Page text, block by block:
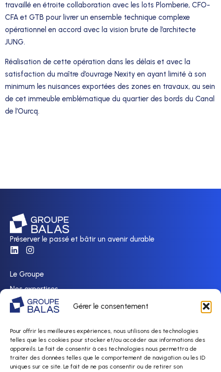
Gérer le consentement
Pour offrir les meilleures expériences, nous utilisons des technologies
telles que les cookies pour stocker et/ou accéder aux informations des
appareils. Le fait de consentir à ces technologies nous permettra de
traiter des données telles que le comportement de navigation ou les ID
uniques sur ce site. Le fait de ne pas consentir ou de retirer son
travaillé en étroite collaboration avec les lots Plomberie, CFO-
CFA et GTB pour livrer un ensemble technique complexe
opérationnel en accord avec la vision brute de l’architecte
JUNG.
Réalisation de cette opération dans les délais et avec la
satisfaction du maître d’ouvrage Nexity en ayant limité à son
minimum les nuisances exportées des zones en travaux, au sein
de cet immeuble emblématique du quartier des bords du Canal
de l’Ourcq.
Préserver le passé et bâtir un avenir durable
Le Groupe
Nos expertises
Nos réalisations
Actualités
Contact